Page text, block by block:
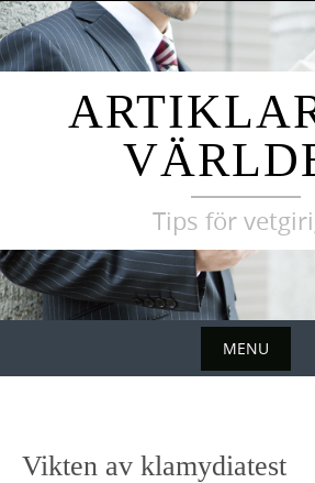
Skip
to
content
Tips för
MENU
content
Vikten av klamydiatest